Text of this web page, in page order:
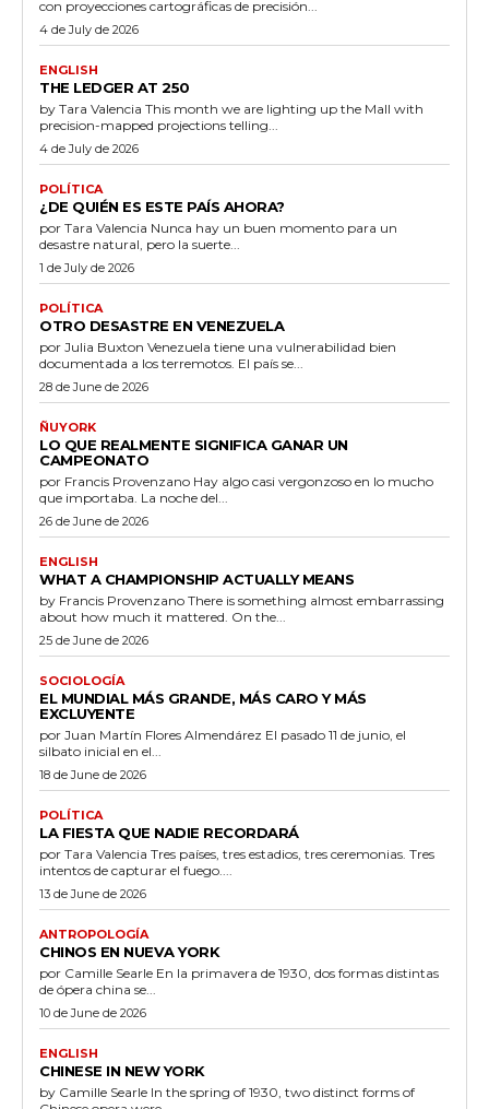
con proyecciones cartográficas de precisión...
4 de July de 2026
ENGLISH
THE LEDGER AT 250
by Tara Valencia This month we are lighting up the Mall with
precision-mapped projections telling...
4 de July de 2026
POLÍTICA
¿DE QUIÉN ES ESTE PAÍS AHORA?
por Tara Valencia Nunca hay un buen momento para un
desastre natural, pero la suerte...
1 de July de 2026
POLÍTICA
OTRO DESASTRE EN VENEZUELA
por Julia Buxton Venezuela tiene una vulnerabilidad bien
documentada a los terremotos. El país se...
28 de June de 2026
ÑUYORK
LO QUE REALMENTE SIGNIFICA GANAR UN
CAMPEONATO
por Francis Provenzano Hay algo casi vergonzoso en lo mucho
que importaba. La noche del...
26 de June de 2026
ENGLISH
WHAT A CHAMPIONSHIP ACTUALLY MEANS
by Francis Provenzano There is something almost embarrassing
about how much it mattered. On the...
25 de June de 2026
SOCIOLOGÍA
EL MUNDIAL MÁS GRANDE, MÁS CARO Y MÁS
EXCLUYENTE
por Juan Martín Flores Almendárez El pasado 11 de junio, el
silbato inicial en el...
18 de June de 2026
POLÍTICA
LA FIESTA QUE NADIE RECORDARÁ
por Tara Valencia Tres países, tres estadios, tres ceremonias. Tres
intentos de capturar el fuego....
13 de June de 2026
ANTROPOLOGÍA
CHINOS EN NUEVA YORK
por Camille Searle En la primavera de 1930, dos formas distintas
de ópera china se...
10 de June de 2026
ENGLISH
CHINESE IN NEW YORK
by Camille Searle In the spring of 1930, two distinct forms of